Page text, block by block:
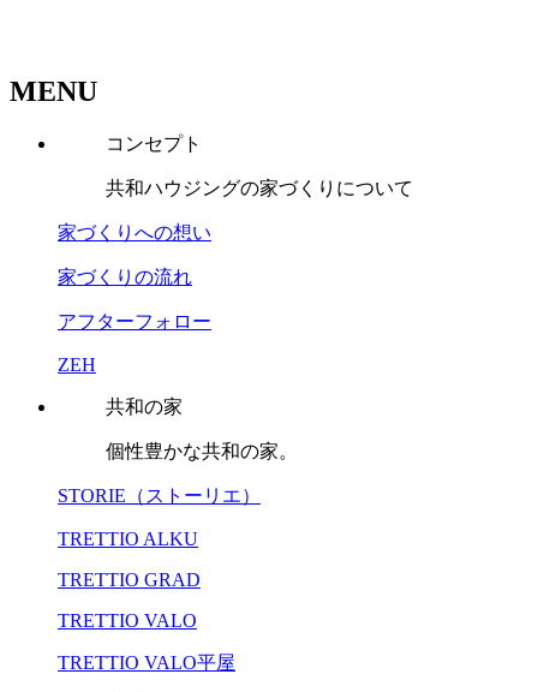
MENU
コンセプト
共和ハウジングの家づくりについて
家づくりへの想い
家づくりの流れ
アフターフォロー
ZEH
共和の家
個性豊かな共和の家。
STORIE（ストーリエ）
TRETTIO ALKU
TRETTIO GRAD
TRETTIO VALO
TRETTIO VALO平屋